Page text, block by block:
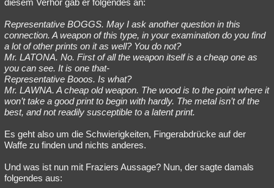
diesem Verhör gab er folgendes an:
Representative BOGGS. May I ask another question in this
connection. A weapon of this type, in your examination do you find
a lot of other prints on it as well? You do not?
Mr. LATONA. No. First of all the weapon itself is a cheap one as
you can see. It is one that-
Representative Booos. Is what?
Mr. LAWNA. A cheap old weapon. The wood is to the point where it
won’t take a good print to begin with hardly. The metal isn’t of the
best, and not readily susceptible to a latent print.
Es geht also um die Schwierigkeiten, Fingerabdrücke auf der
Waffe zu finden und nichts anderes.
Und was ist nun mit Fraziers Aussage? Nun, der sagte damals
folgendes aus: